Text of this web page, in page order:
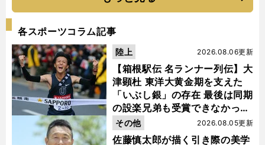
各スポーツコラム記事
【箱根駅伝 名ランナー列伝】大
津顕杜 東洋大黄金期を支えた
「いぶし銀」の存在 最後は同期
の設楽兄弟も受賞できなかった
金栗杯に輝く
2026.08.06更新
陸上
佐藤慎太郎が描く引き際の美学
2026.08.05更新
その他